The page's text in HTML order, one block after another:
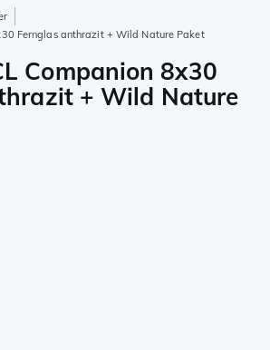
Fernglas anthrazit + Wild Nature Paket
Companion 8x30
+ Wild Nature